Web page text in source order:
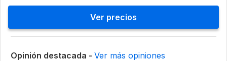
Ver precios
Opinión destacada - Ver más opiniones